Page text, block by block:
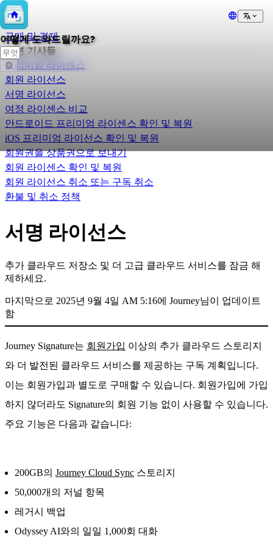
어떻게 도와드릴까요?
💲
구매 및 결제
관련 기사들
프리미엄 라이센스
회원 라이선스
서명 라이선스
여정 라이센스 비교
안드로이드 프리미엄 라이센스 확인 및 복원
iOS 프리미엄 라이선스 확인 및 복원
회원권을 상품권으로 보내기
회원 라이센스 확인 및 복원
회원 라이선스 취소 또는 구독 취소
환불 및 취소 정책
서명 라이선스
추가 클라우드 저장소 및 더 고급 클라우드 서비스를 잠금 해
제하세요.
마지막으로 2025년 9월 4일 AM 5:16에 Journey님이 업데이트
함
Journey Signature는 회원가입 이상의 추가 클라우드 스토리지
와 더 발전된 클라우드 서비스를 제공하는 구독 계획입니다.
이는 회원가입과 별도로 구매할 수 있습니다. 회원가입에 가입
하지 않더라도 Signature의 회원 기능 없이 사용할 수 있습니다.
주요 기능은 다음과 같습니다:
200GB의 Journey Cloud Sync 스토리지
50,000개의 저널 항목
레거시 백업
Odyssey AI와의 일일 1,000회 대화